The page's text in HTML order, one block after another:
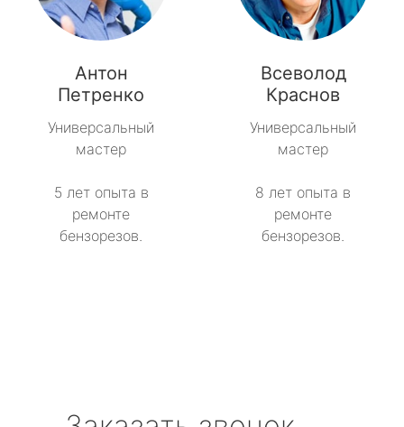
Антон
Петренко
Универсальный
мастер
5 лет опыта в
ремонте
бензорезов.
Всеволод
Краснов
Универсальный
мастер
8 лет опыта в
ремонте
бензорезов.